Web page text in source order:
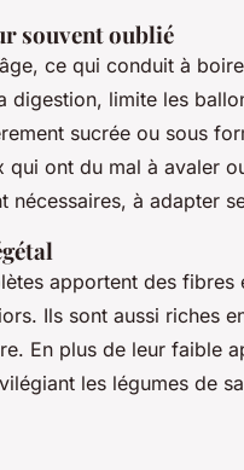
souvent oublié
ce qui conduit à
digestion, limite les
sucrée ou sous
ont du mal à avaler
nécessaires, à adapter
apportent des fibres
Ils sont aussi riches
En plus de leur faible
les légumes de